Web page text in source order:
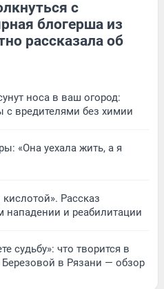
с
блогерша из
рассказала об
носа в ваш огород:
вредителями без химии
«Она уехала жить, а я
Рассказ
нападении и реабилитации
судьбу»: что творится в
в Рязани — обзор